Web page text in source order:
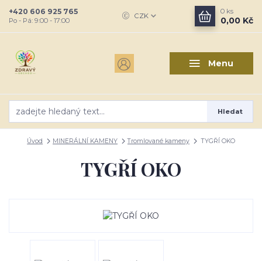
Menu
CZK
Hledat
+420 606 925 765
Po - Pá: 9:00 - 17:00
0 ks
0,00 Kč
Úvod MINERÁLNÍ KAMENY Tromlované kameny TYGŘÍ OKO
TYGŘÍ OKO